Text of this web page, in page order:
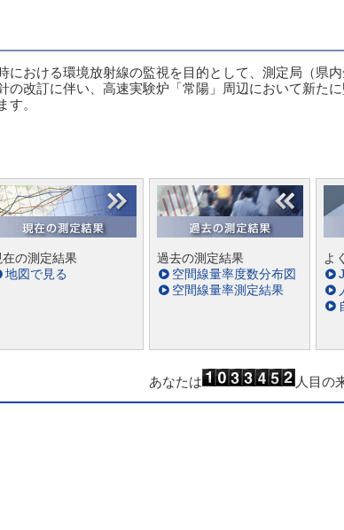
における環境放射線の監視を目的として、測定局（県
の改訂に伴い、高速実験炉「常陽」周辺において新た
す。
在の測定結果
地図で見る
過去の測定結果
空間線量率度数分布図
空間線量率測定結果
よ
あなたは 人目の